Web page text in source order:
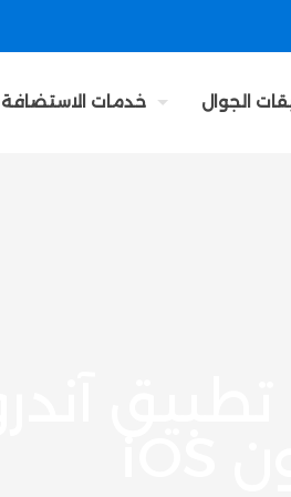
الجوال خدمات الاستضافة